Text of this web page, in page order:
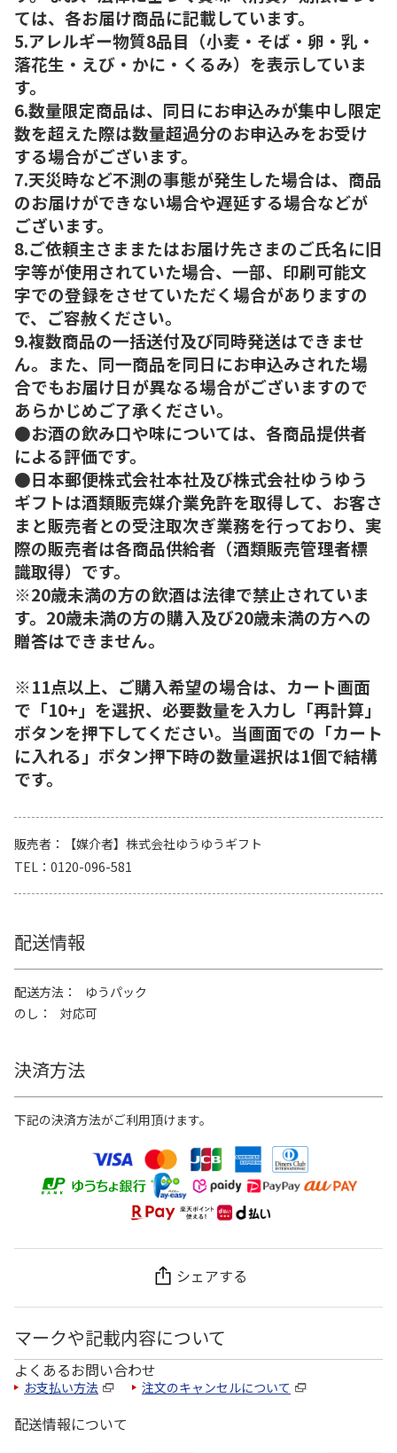
ては、各お届け商品に記載しています。
5.アレルギー物質8品目（小麦・そば・卵・乳・
落花生・えび・かに・くるみ）を表示していま
す。
6.数量限定商品は、同日にお申込みが集中し限定
数を超えた際は数量超過分のお申込みをお受け
する場合がございます。
7.天災時など不測の事態が発生した場合は、商品
のお届けができない場合や遅延する場合などが
ございます。
8.ご依頼主さままたはお届け先さまのご氏名に旧
字等が使用されていた場合、一部、印刷可能文
字での登録をさせていただく場合がありますの
で、ご容赦ください。
9.複数商品の一括送付及び同時発送はできませ
ん。また、同一商品を同日にお申込みされた場
合でもお届け日が異なる場合がございますので
あらかじめご了承ください。
●お酒の飲み口や味については、各商品提供者
による評価です。
●日本郵便株式会社本社及び株式会社ゆうゆう
ギフトは酒類販売媒介業免許を取得して、お客さ
まと販売者との受注取次ぎ業務を行っており、実
際の販売者は各商品供給者（酒類販売管理者標
識取得）です。
※20歳未満の方の飲酒は法律で禁止されていま
す。20歳未満の方の購入及び20歳未満の方への
贈答はできません。
※11点以上、ご購入希望の場合は、カート画面
で「10+」を選択、必要数量を入力し「再計算」
ボタンを押下してください。当画面での「カート
に入れる」ボタン押下時の数量選択は1個で結構
です。
販売者
【媒介者】株式会社ゆうゆうギフト
TEL
0120-096-581
配送情報
配送方法
ゆうパック
のし
対応可
決済方法
下記の決済方法がご利用頂けます。
シェアする
マークや記載内容について
よくあるお問い合わせ
お支払い方法 注文のキャンセルについて
配送情報について